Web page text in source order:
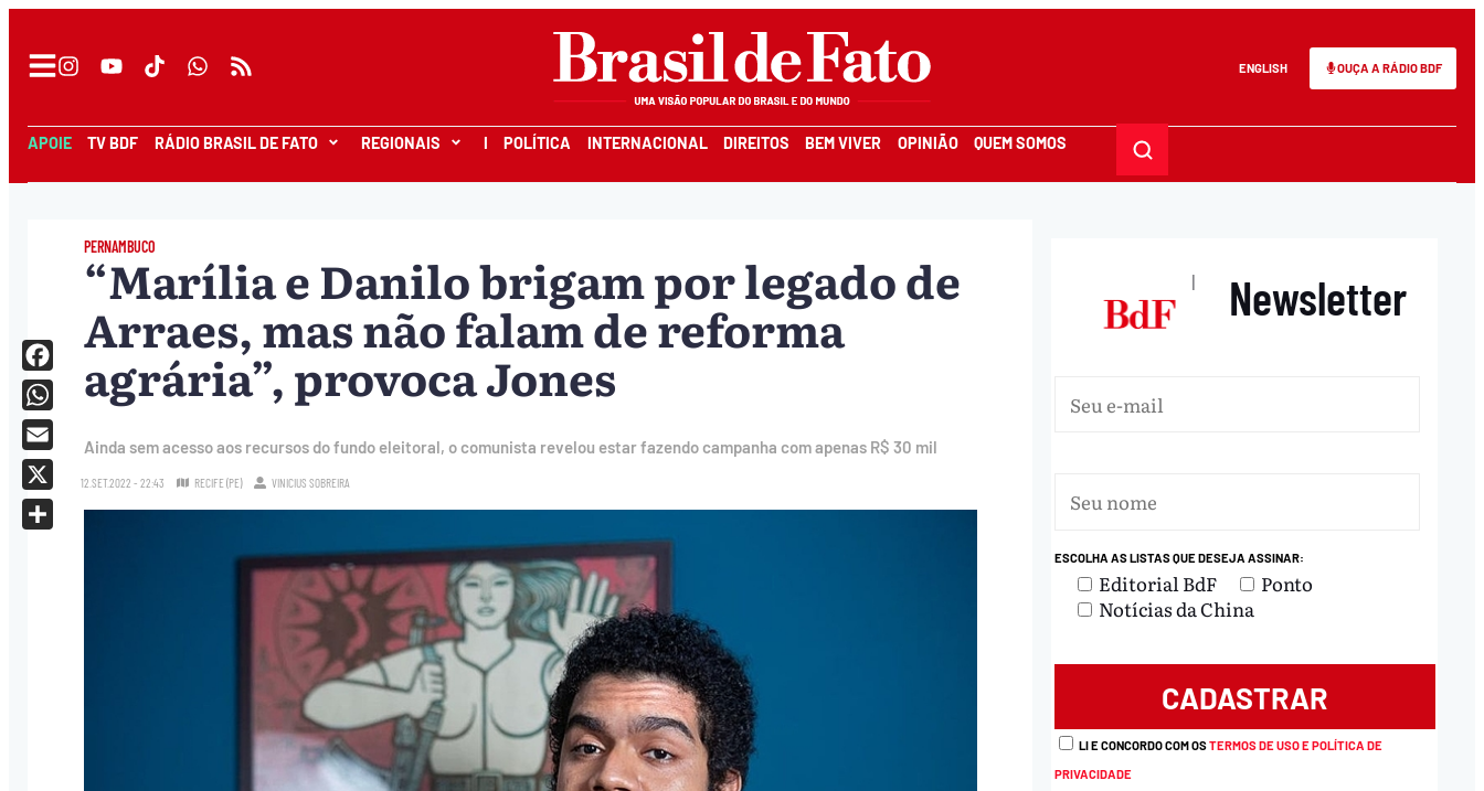
ENGLISH OUÇA A RÁDIO BDF
APOIE TV BDF RÁDIO BRASIL DE FATO REGIONAIS I POLÍTICA INTERNACIONAL DIREITOS BEM VIVER OPINIÃO QUEM SOMOS
PERNAMBUCO
“Marília e Danilo brigam por legado de
Arraes, mas não falam de reforma
agrária”, provoca Jones
Ainda sem acesso aos recursos do fundo eleitoral, o comunista revelou estar fazendo campanha com apenas R$ 30 mil
12.SET.2022 - 22:43 RECIFE (PE) VINICIUS SOBREIRA
Facebook
WhatsApp
Email
X
| Newsletter
ESCOLHA AS LISTAS QUE DESEJA ASSINAR:
Editorial BdF
Ponto
Notícias da China
LI E CONCORDO COM OSTERMOS DE USO E POLÍTICA DE
PRIVACIDADE